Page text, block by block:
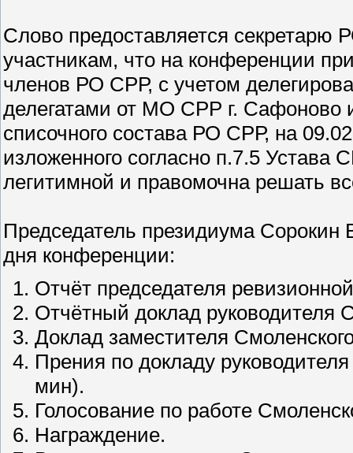
Слово предоставляется
участникам, что на конференции
членов РО СРР, с учетом
делегатами от МО СРР г. Сафоново
списочного состава РО СРР, на
изложенного согласно п.7.5 Устава
легитимной и правомочна решать
Председатель президиума Сорокин
дня конференции:
Отчёт председателя
Отчётный доклад
Доклад заместителя
Прения по докладу
мин).
Голосование по работе
Награждение.